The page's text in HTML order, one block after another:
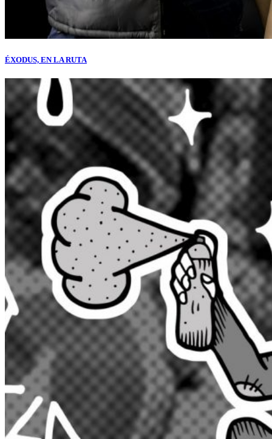
ÉXODUS, EN LA RUTA